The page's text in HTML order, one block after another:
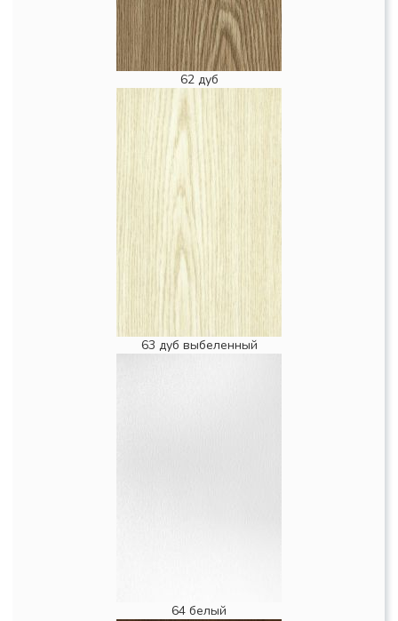
62 дуб
63 дуб выбеленный
64 белый